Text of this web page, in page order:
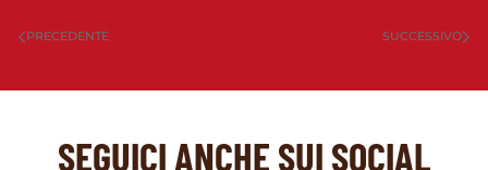
PRECEDENTE SUCCESSIVO
SEGUICI ANCHE SUI SOCIAL